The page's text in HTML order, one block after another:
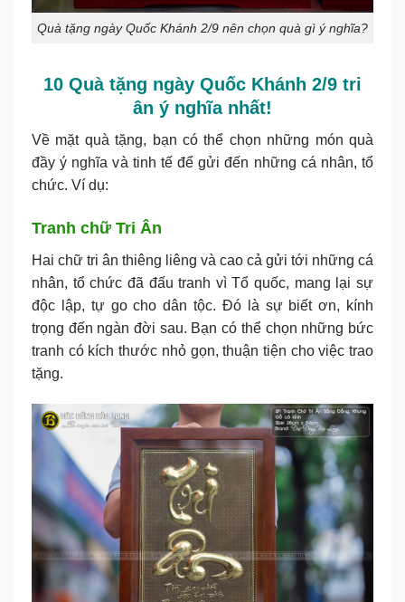
Quà tặng ngày Quốc Khánh 2/9 nên chọn quà gì ý nghĩa?
10 Quà tặng ngày Quốc Khánh 2/9 tri
ân ý nghĩa nhất!
Về mặt quà tặng, bạn có thể chọn những món quà
đầy ý nghĩa và tinh tế để gửi đến những cá nhân, tổ
chức. Ví dụ:
Tranh chữ Tri Ân
Hai chữ tri ân thiêng liêng và cao cả gửi tới những cá
nhân, tổ chức đã đấu tranh vì Tổ quốc, mang lại sự
độc lập, tự go cho dân tộc. Đó là sự biết ơn, kính
trọng đến ngàn đời sau. Bạn có thể chọn những bức
tranh có kích thước nhỏ gọn, thuận tiện cho việc trao
tặng.